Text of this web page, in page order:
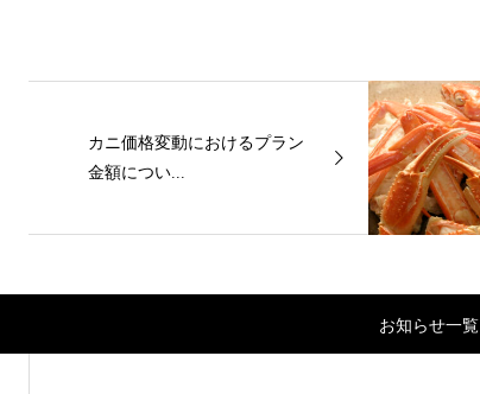
カニ価格変動におけるプラン
金額につい...
お知らせ一覧